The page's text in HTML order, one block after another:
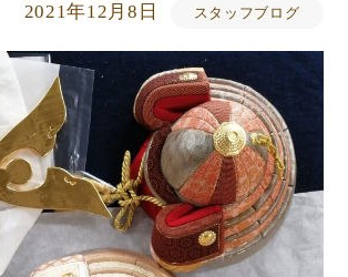
2021年12月8日 スタッフブログ